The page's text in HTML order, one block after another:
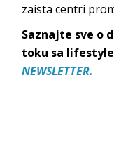
zaista centri
Saznajte sve o
toku sa
NEWSLETTER.